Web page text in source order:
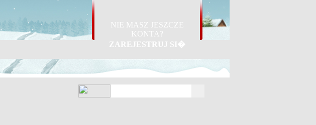
NIE MASZ JESZCZE
KONTA?
ZAREJESTRUJ SI�